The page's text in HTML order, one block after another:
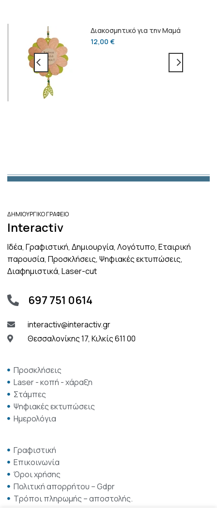
Διακοσμητικό για την Μαμά
12,00 €
ΔΗΜΙΟΥΡΓΙΚΟ ΓΡΑΦΕΙΟ
Interactiv
Ιδέα, Γραφιστική, Δημιουργία, Λογότυπο, Εταιρική
παρουσία, Προσκλήσεις, Ψηφιακές εκτυπώσεις,
Διαφημιστικά, Laser-cut
697 751 0614
interactiv@interactiv.gr
Θεσσαλονίκης 17, Κιλκίς 611 00
Προσκλήσεις
Laser - κοπή - χάραξη
Στάμπες
Ψηφιακές εκτυπώσεις
Ημερολόγια
Γραφιστική
Επικοινωνία
Όροι χρήσης
Πολιτική απορρήτου – Gdpr
Τρόποι πληρωμής – αποστολής.